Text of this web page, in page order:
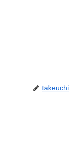
takeuchi